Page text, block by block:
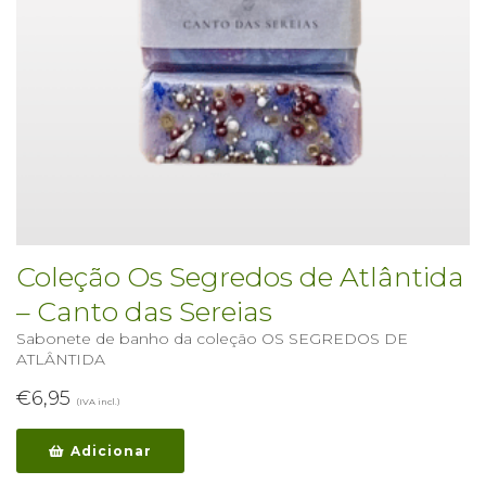
Coleção Os Segredos de Atlântida
– Canto das Sereias
Sabonete de banho da coleção OS SEGREDOS DE
ATLÂNTIDA
€6,95 (IVA incl.)
Adicionar